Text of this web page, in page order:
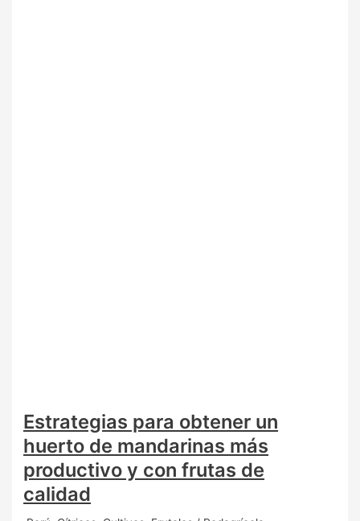
Estrategias para obtener un
huerto de mandarinas más
productivo y con frutas de
calidad